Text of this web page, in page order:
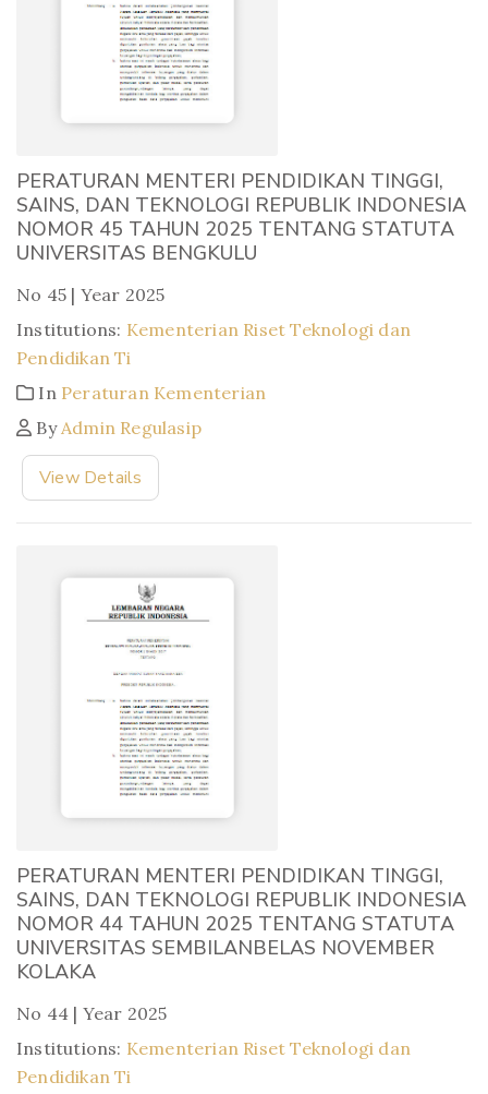
PERATURAN MENTERI PENDIDIKAN TINGGI,
SAINS, DAN TEKNOLOGI REPUBLIK INDONESIA
NOMOR 45 TAHUN 2025 TENTANG STATUTA
UNIVERSITAS BENGKULU
No 45 | Year 2025
Institutions: Kementerian Riset Teknologi dan
Pendidikan Ti
In Peraturan Kementerian
By Admin Regulasip
View Details
PERATURAN MENTERI PENDIDIKAN TINGGI,
SAINS, DAN TEKNOLOGI REPUBLIK INDONESIA
NOMOR 44 TAHUN 2025 TENTANG STATUTA
UNIVERSITAS SEMBILANBELAS NOVEMBER
KOLAKA
No 44 | Year 2025
Institutions: Kementerian Riset Teknologi dan
Pendidikan Ti